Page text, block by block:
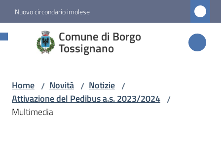
Vai al contenuto
Vai alla navigazione
Vai al footer
Nuovo circondario imolese
Comune di Borgo
Tossignano
Comune di
Borgo
Amministrazione
Home / Novità / Notizie /
Attivazione del Pedibus a.s. 2023/2024 /
Multimedia